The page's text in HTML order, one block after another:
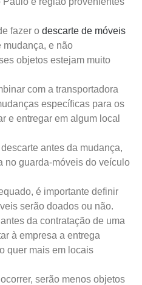
fazer o descarte de móveis
mudança, e não
objetos estejam muito
com a transportadora
específicas para os
e entregar em algum local
antes da mudança,
no guarda-móveis do veículo
é importante definir
serão doados ou não.
da contratação de uma
à empresa a entrega
quer mais em locais
serão menos objetos